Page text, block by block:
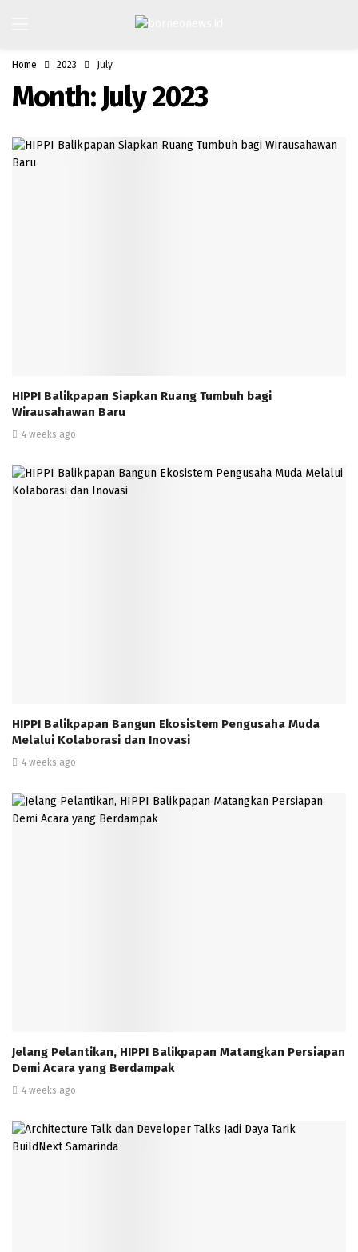
Home 2023 July
Month:July 2023
HIPPI Balikpapan Siapkan Ruang Tumbuh bagi
Wirausahawan Baru
4 weeks ago
HIPPI Balikpapan Bangun Ekosistem Pengusaha Muda
Melalui Kolaborasi dan Inovasi
4 weeks ago
Jelang Pelantikan, HIPPI Balikpapan Matangkan Persiapan
Demi Acara yang Berdampak
4 weeks ago